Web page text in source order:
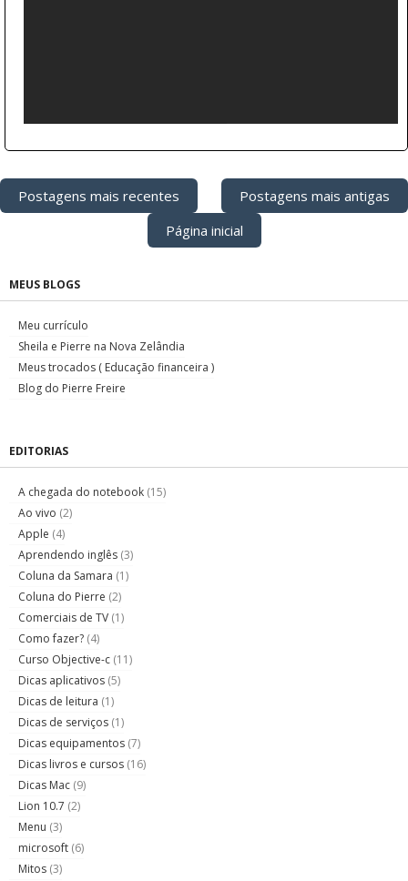
Postagens mais recentes
Postagens mais antigas
Página inicial
MEUS BLOGS
Meu currículo
Sheila e Pierre na Nova Zelândia
Meus trocados ( Educação financeira )
Blog do Pierre Freire
EDITORIAS
A chegada do notebook (15)
Ao vivo (2)
Apple (4)
Aprendendo inglês (3)
Coluna da Samara (1)
Coluna do Pierre (2)
Comerciais de TV (1)
Como fazer? (4)
Curso Objective-c (11)
Dicas aplicativos (5)
Dicas de leitura (1)
Dicas de serviços (1)
Dicas equipamentos (7)
Dicas livros e cursos (16)
Dicas Mac (9)
Lion 10.7 (2)
Menu (3)
microsoft (6)
Mitos (3)